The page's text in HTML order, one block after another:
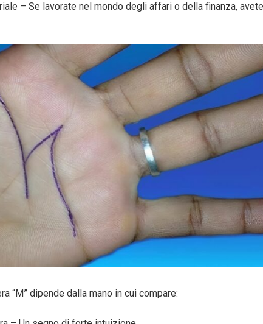
– Se lavorate nel mondo degli affari o della finanza, avete
“M” dipende dalla mano in cui compare: